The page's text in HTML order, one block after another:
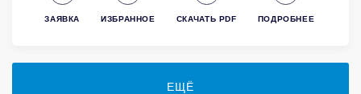
ЗАЯВКА ИЗБРАННОЕ СКАЧАТЬ PDF ПОДРОБНЕЕ
ЕЩЁ